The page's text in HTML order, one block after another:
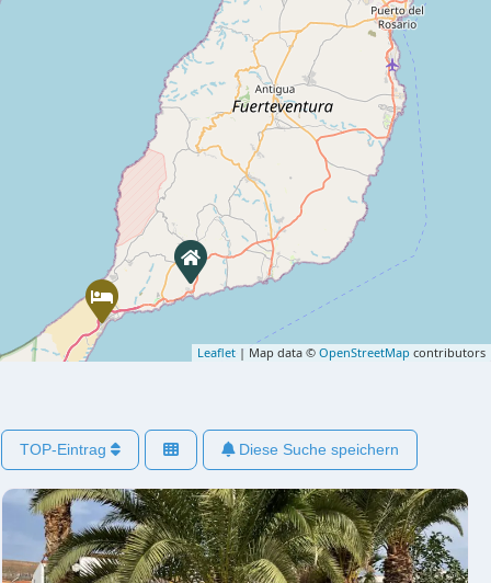
Leaflet | Map data © OpenStreetMap contributors
TOP-Eintrag Diese Suche speichern